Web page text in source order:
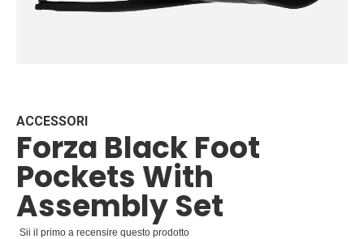
galleria
di
immagini
ACCESSORI
Forza Black Foot
Pockets With
Assembly Set
Sii il primo a recensire questo prodotto